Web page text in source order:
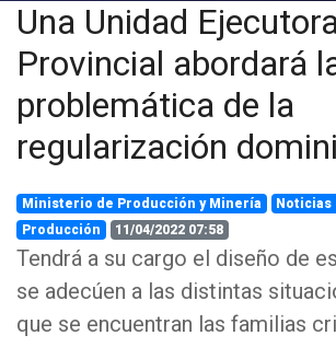
Una Unidad
Provincial abordará
problemática de la
regularización
Ministerio de Producción y Minería
Noticias
Producción
11/04/2022 07:58
Tendrá a su cargo el diseño de
se adecúen a las distintas
que se encuentran las familias